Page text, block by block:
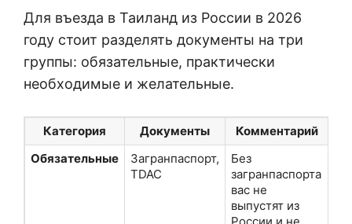
Для въезда в Таиланд из России в 2026
году стоит разделять документы на три
группы: обязательные, практически
необходимые и желательные.
Категория Документы
Комментарий
Обязательные
Загранпаспорт,
TDAC
Без
загранпаспорта
вас не
выпустят из